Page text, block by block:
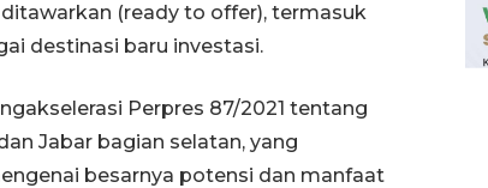
(ready to offer), termasuk
destinasi baru investasi.
Perpres 87/2021 tentang
Jabar bagian selatan, yang
besarnya potensi dan manfaat